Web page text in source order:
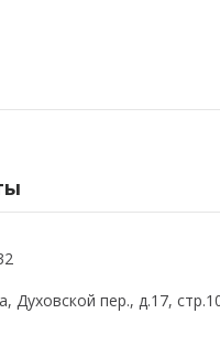
Духовской пер., д.17,